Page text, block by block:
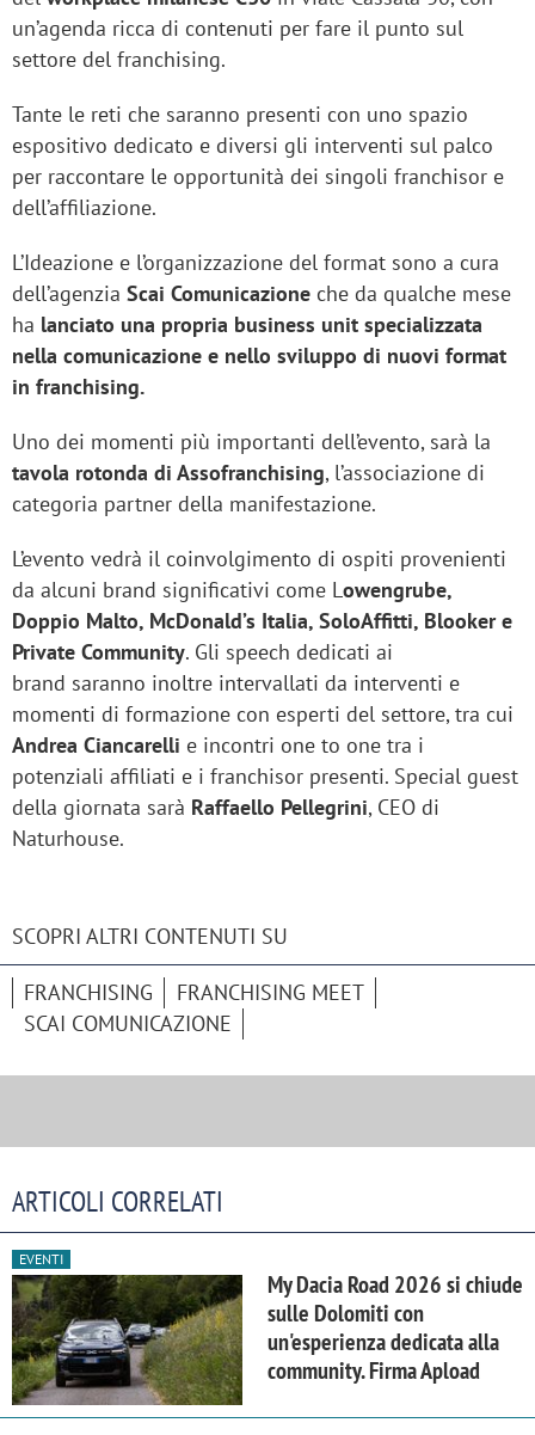
un’agenda ricca di contenuti per fare il punto sul
settore del franchising.
Tante le reti che saranno presenti con uno spazio
espositivo dedicato e diversi gli interventi sul palco
per raccontare le opportunità dei singoli franchisor e
dell’affiliazione.
L’Ideazione e l’organizzazione del format sono a cura
dell’agenzia Scai Comunicazione che da qualche mese
ha lanciato una propria business unit specializzata
nella comunicazione e nello sviluppo di nuovi format
in franchising.
Uno dei momenti più importanti dell’evento, sarà la
tavola rotonda di Assofranchising, l’associazione di
categoria partner della manifestazione.
L’evento vedrà il coinvolgimento di ospiti provenienti
da alcuni brand significativi come Lowengrube,
Doppio Malto, McDonald’s Italia, SoloAffitti, Blooker e
Private Community. Gli speech dedicati ai
brand saranno inoltre intervallati da interventi e
momenti di formazione con esperti del settore, tra cui
Andrea Ciancarelli e incontri one to one tra i
potenziali affiliati e i franchisor presenti. Special guest
della giornata sarà Raffaello Pellegrini, CEO di
Naturhouse.
SCOPRI ALTRI CONTENUTI SU
FRANCHISING
FRANCHISING MEET
SCAI COMUNICAZIONE
ARTICOLI CORRELATI
EVENTI
My Dacia Road 2026 si chiude
sulle Dolomiti con
un'esperienza dedicata alla
community. Firma Apload